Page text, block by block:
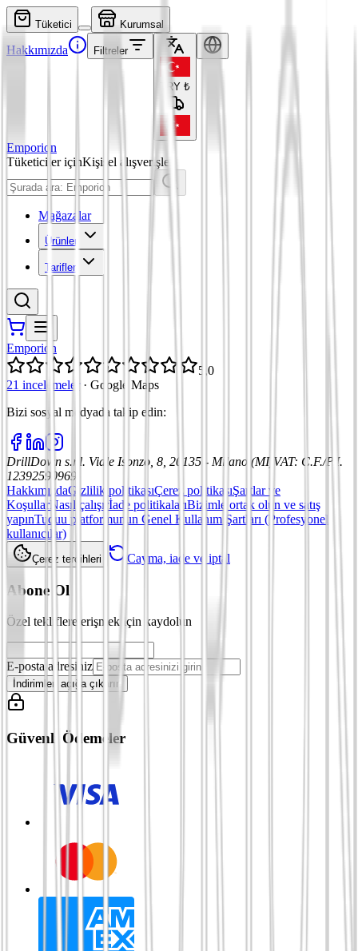
Tüketici Kurumsal
Hakkımızda Filtreler
TRY ₺
Emporion
Tüketiciler içinKişisel alışverişler
Mağazalar
Ürünler
Tarifler
Emporion
5,0
21 incelemeler
· Google Maps
Bizi sosyal medyada takip edin:
DrillDown s.r.l. Viale Isonzo, 8, 20135 - Milano (MI) VAT: C.F./P.I.
12392590969
HakkımızdaGizlilik politikasıÇerez politikasıŞartlar ve
KoşullarNasıl çalışırİade politikalarıBizimle ortak olun ve satış
yapınTuduu platformunun Genel Kullanım Şartları (Profesyonel
kullanıcılar)
Çerez tercihleri Cayma, iade ve iptal
Abone Ol
Özel tekliflere erişmek için kaydolun
E-posta adresiniz
İndirimleri açığa çıkarın
Güvenli Ödemeler